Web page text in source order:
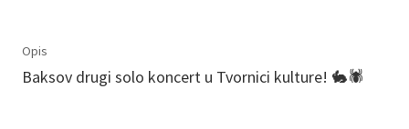
Opis
Baksov drugi solo koncert u Tvornici kulture! 🐇🕷️